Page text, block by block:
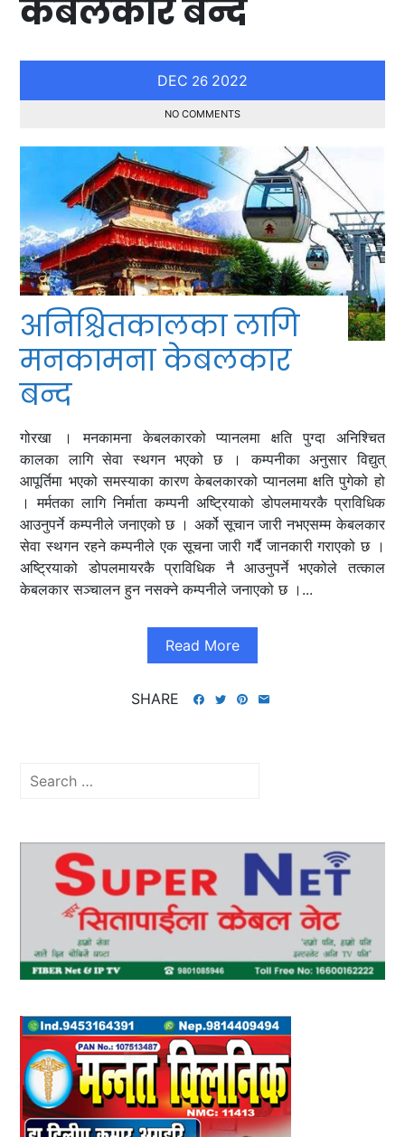
केबलकार बन्द
DEC 26 2022
NO COMMENTS
अनिश्चितकालका लागि
मनकामना केबलकार
बन्द
गोरखा । मनकामना केबलकारको प्यानलमा क्षति पुग्दा अनिश्चित
कालका लागि सेवा स्थगन भएको छ । कम्पनीका अनुसार विद्युत्
आपूर्तिमा भएको समस्याका कारण केबलकारको प्यानलमा क्षति पुगेको हो
। मर्मतका लागि निर्माता कम्पनी अष्ट्रियाको डोपलमायरकै प्राविधिक
आउनुपर्ने कम्पनीले जनाएको छ । अर्को सूचान जारी नभएसम्म केबलकार
सेवा स्थगन रहने कम्पनीले एक सूचना जारी गर्दै जानकारी गराएको छ ।
अष्ट्रियाको डोपलमायरकै प्राविधिक नै आउनुपर्ने भएकोले तत्काल
केबलकार सञ्चालन हुन नसक्ने कम्पनीले जनाएको छ ।...
Read More
SHARE
Search